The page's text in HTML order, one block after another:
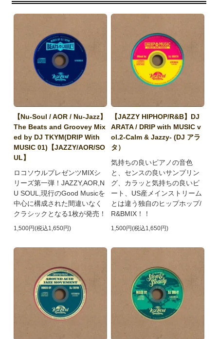
【Nu-Soul / AOR / Nu-Jazz】
The Beats and Groovey Mix
ed by DJ TKYM(DRIP With
MUSIC 01)【JAZZY/AOR/SO
UL】
ロコソウルプレゼンツMIXシ
リーズ第一弾！JAZZY,AOR,N
U SOUL,現行のGood Musicを
中心に構成された間違いなく
クラシックとなる1枚が発売！
1,500円(税込1,650円)
【JAZZY HIPHOP/R&B】DJ
ARATA / DRIP with MUSIC v
ol.2-Calm & Jazzy- (DJ アラ
タ）
気持ちの良いピアノの音色
と、センスの良いサンプリン
グ、カラッと気持ちの良いビ
ート、US産メインストリーム
とは違う独自のヒップホップ/
R&BMIX！！
1,500円(税込1,650円)